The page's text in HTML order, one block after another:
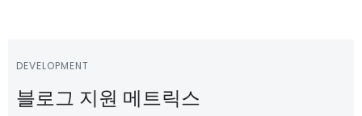
DEVELOPMENT
블로그 지원 메트릭스